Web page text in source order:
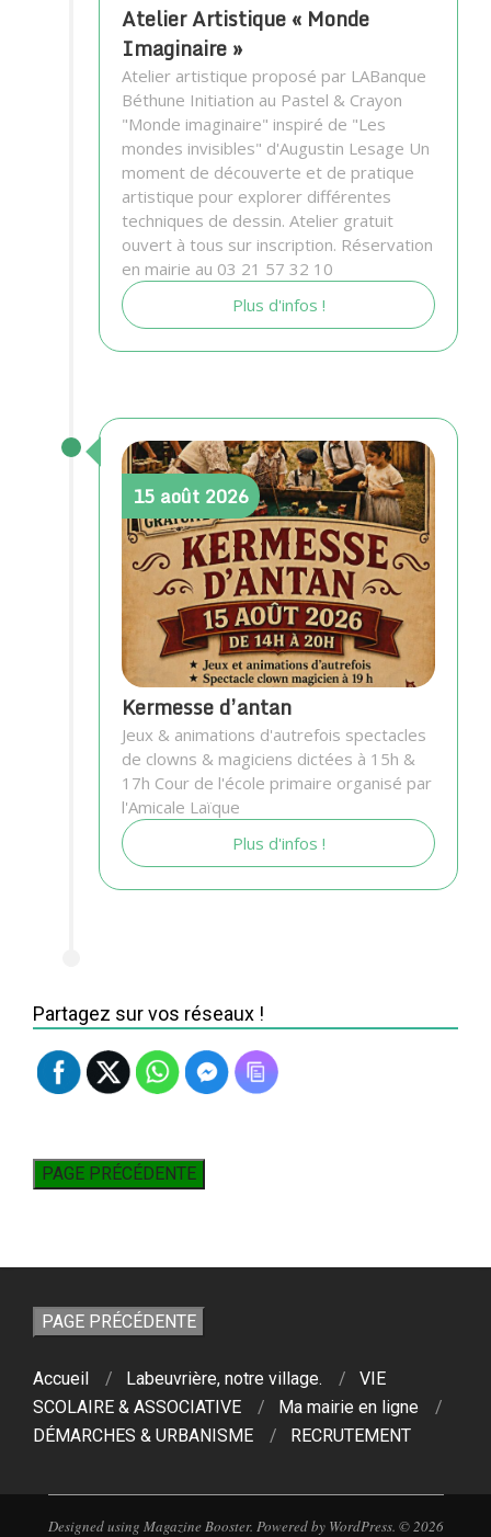
Atelier Artistique « Monde
Imaginaire »
Atelier artistique proposé par LABanque
Béthune Initiation au Pastel & Crayon
"Monde imaginaire" inspiré de "Les
mondes invisibles" d'Augustin Lesage Un
moment de découverte et de pratique
artistique pour explorer différentes
techniques de dessin. Atelier gratuit
ouvert à tous sur inscription. Réservation
en mairie au 03 21 57 32 10
Plus d'infos !
15 août 2026
Kermesse d’antan
Jeux & animations d'autrefois spectacles
de clowns & magiciens dictées à 15h &
17h Cour de l'école primaire organisé par
l'Amicale Laïque
Plus d'infos !
Partagez sur vos réseaux !
Accueil Labeuvrière, notre village.
VIE
SCOLAIRE & ASSOCIATIVE
Ma mairie en ligne
DÉMARCHES & URBANISME
RECRUTEMENT
Designed using Magazine Booster. Powered by WordPress. © 2026